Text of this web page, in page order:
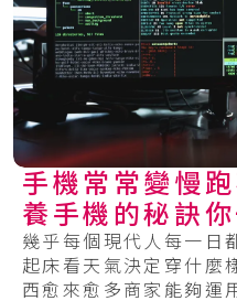
手機常常變慢
養手機的秘訣
幾乎每個現代人每一日
起床看天氣決定穿什麼
西愈來愈多商家能夠運